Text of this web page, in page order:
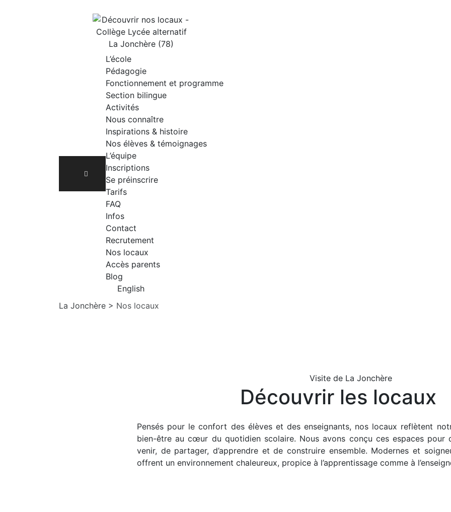
L’école
Pédagogie
Fonctionnement et programme
Section bilingue
Activités
Nous connaître
Inspirations & histoire
Nos élèves & témoignages
L’équipe
Inscriptions
Se préinscrire
Tarifs
FAQ
Infos
Contact
Recrutement
Nos locaux
Accès parents
Blog
English
La Jonchère > Nos locaux
Visite de La Jonchère
Découvrir les locaux
Pensés pour le confort des élèves et des enseignants, nos locaux reflètent
bien-être au cœur du quotidien scolaire. Nous avons conçu ces espaces pour
venir, de partager, d’apprendre et de construire ensemble. Modernes et
offrent un environnement chaleureux, propice à l’apprentissage comme à